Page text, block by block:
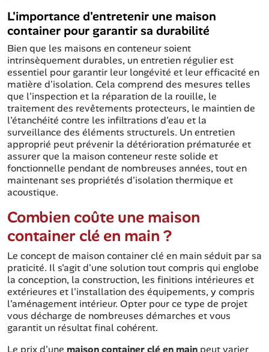
L'importance d'entretenir une maison
container pour garantir sa durabilité
Bien que les maisons en conteneur soient
intrinsèquement durables, un entretien régulier est
essentiel pour garantir leur longévité et leur efficacité en
matière d'isolation. Cela comprend des mesures telles
que l'inspection et la réparation de la rouille, le
traitement des revêtements protecteurs, le maintien de
l'étanchéité contre les infiltrations d'eau et la
surveillance des éléments structurels. Un entretien
approprié peut prévenir la détérioration prématurée et
assurer que la maison conteneur reste solide et
fonctionnelle pendant de nombreuses années, tout en
maintenant ses propriétés d'isolation thermique et
acoustique.
Combien coûte une maison
container clé en main ?
Le concept de maison container clé en main séduit par sa
praticité. Il s'agit d'une solution tout compris qui englobe
la conception, la construction, les finitions intérieures et
extérieures et l'installation des équipements, y compris
l'aménagement intérieur. Opter pour ce type de projet
vous décharge de nombreuses démarches et vous
garantit un résultat final cohérent.
Le prix d'une maison container clé en main peut varier